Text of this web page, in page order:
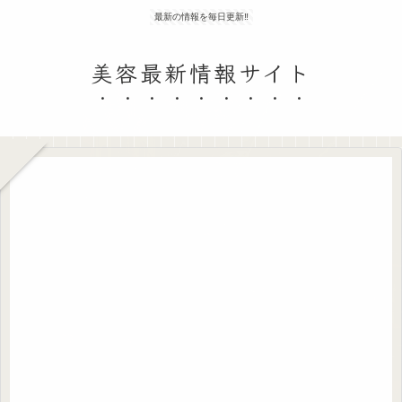
最新の情報を毎日更新‼
美容最新情報サイト